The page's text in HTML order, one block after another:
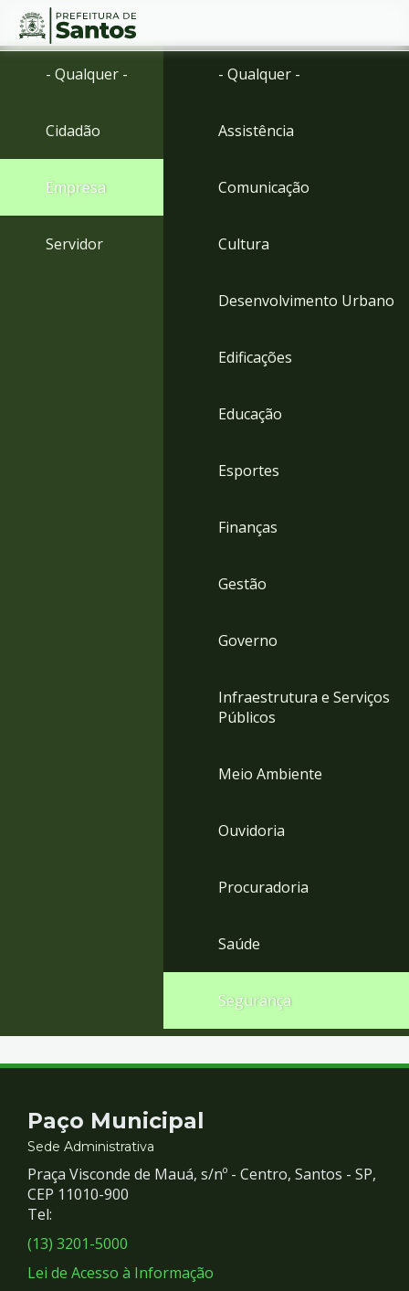
Ir
Ir
menu
Conteúdo
- Qualquer -
Cidadão
Empresa
Servidor
- Qualquer -
Assistência
Comunicação
Cultura
Desenvolvimento Urbano
Edificações
Educação
Esportes
Finanças
Gestão
Governo
Infraestrutura e Serviços
Públicos
Meio Ambiente
Ouvidoria
Procuradoria
Saúde
Segurança
Contato
e
Redes
Sociais
Paço Municipal
Sede Administrativa
Praça Visconde de Mauá, s/nº - Centro, Santos - SP,
CEP 11010-900
Tel:
(13) 3201-5000
Lei de Acesso à Informação